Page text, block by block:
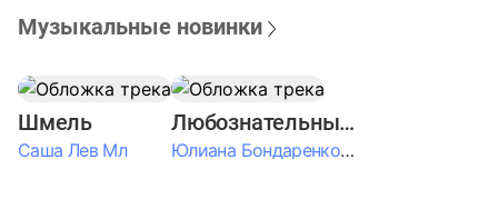
Музыкальные новинки
Шмель
Саша Лев Мл
Любознательные Дети
Юлиана Бондаренко & Амелия Колпакова & Егор Егоров & Валерия Шевченко & Ксюша Косичкина